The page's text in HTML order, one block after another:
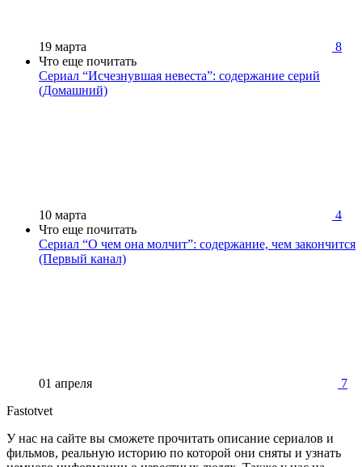
19 марта
8
Что еще почитать
Сериал “Исчезнувшая невеста”: содержание серий
(Домашний)
10 марта
4
Что еще почитать
Сериал “О чем она молчит”: содержание, чем закончится
(Первый канал)
01 апреля
7
Fastotvet
У нас на сайте вы сможете прочитать описание сериалов и
фильмов, реальную историю по которой они сняты и узнать